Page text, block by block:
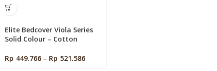
Elite Bedcover Viola Series
Solid Colour – Cotton
200 ( Bed Cover + Sprei )
Rp 449.766 – Rp 521.586